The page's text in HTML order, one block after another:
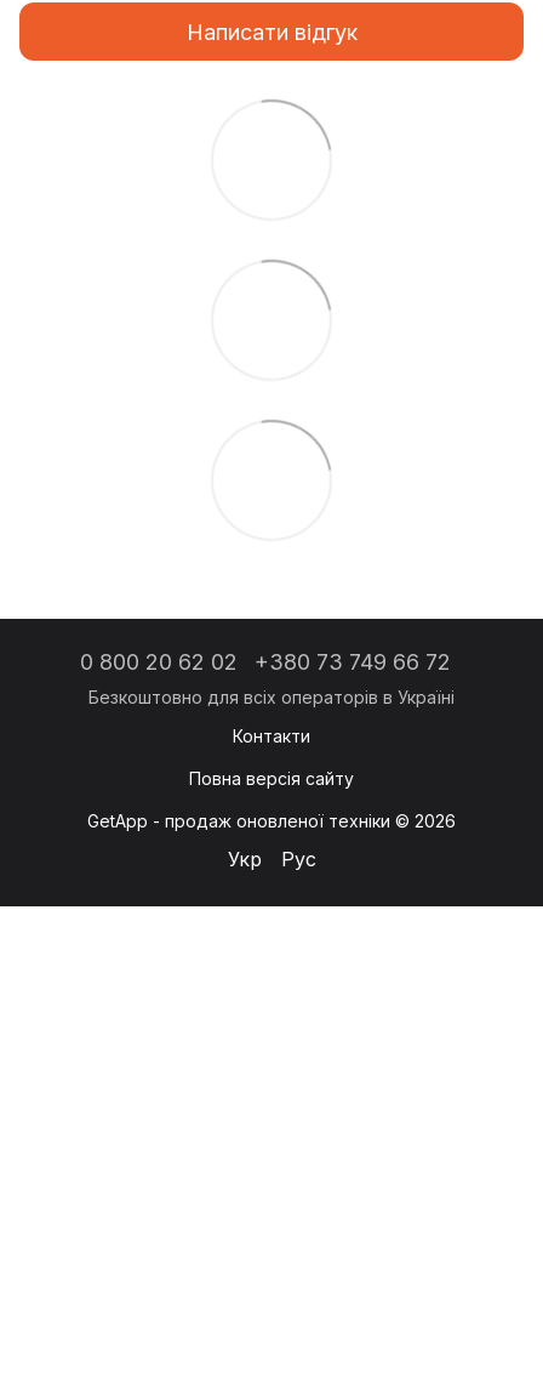
Написати відгук
0 800 20 62 02 +380 73 749 66 72
Контакти
Повна версія сайту
GetApp - продаж оновленої техніки © 2026
Укр Рус